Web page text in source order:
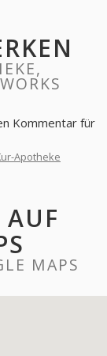
Kommentar für
Apotheke
AUF
MAPS